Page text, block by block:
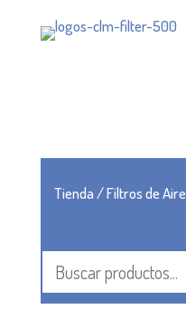
Tienda/Filtros de Aire